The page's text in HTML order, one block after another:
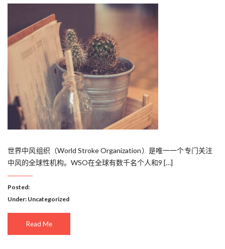
世界中风组织（World Stroke Organization）是唯一一个专门关注
中风的全球性机构。WSO在全球有数千名个人和9 […]
Posted:
Under: Uncategorized
Read Me